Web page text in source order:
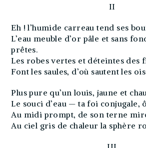
II
Eh ! l’humide carreau tend ses
L’eau meuble d’or pâle et sans
prêtes.
Les robes vertes et déteintes des
Font les saules, d’où sautent les
Plus pure qu’un louis, jaune et
Le souci d’eau — ta foi conjugale,
Au midi prompt, de son terne
Au ciel gris de chaleur la sphère